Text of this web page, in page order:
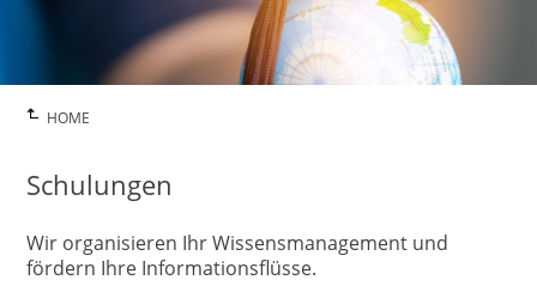
HOME
Schulungen
Wir organisieren Ihr Wissensmanagement und
fördern Ihre Informationsflüsse.